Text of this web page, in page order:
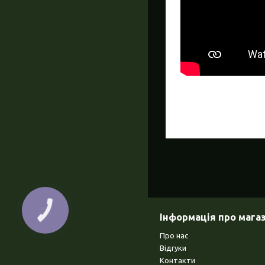
Інформація про
Про нас
Відгуки
Контакти